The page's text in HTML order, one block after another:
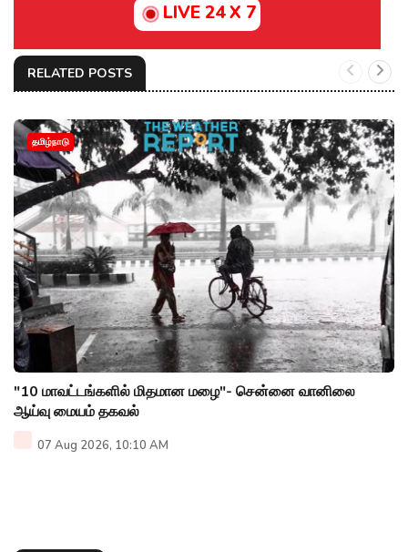
LIVE 24 X 7
RELATED POSTS
தமிழ்நாடு
"10 மாவட்டங்களில் மிதமான மழை"- சென்னை வானிலை
ஆய்வு மையம் தகவல்
07 Aug 2026, 10:10 AM